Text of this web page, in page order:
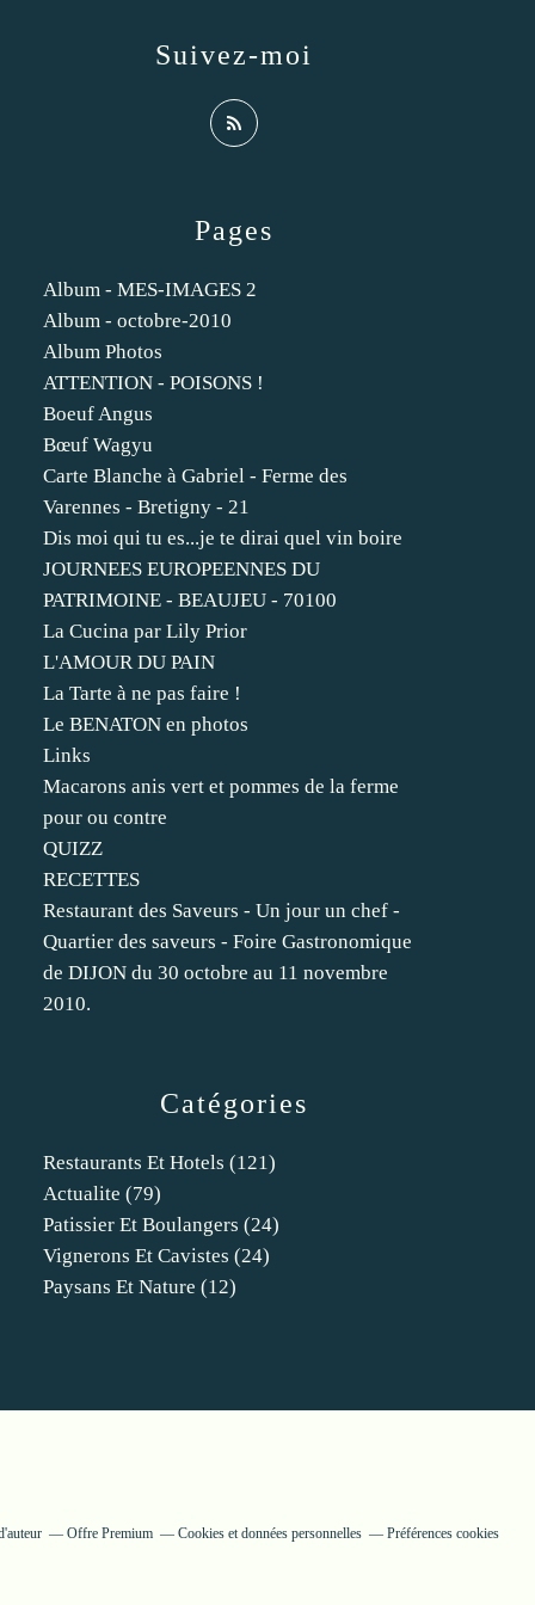
Catégories
Restaurants Et Hotels (121)
Actualite (79)
Patissier Et Boulangers (24)
Vignerons Et Cavistes (24)
Paysans Et Nature (12)
Pages
Album - MES-IMAGES 2
Album - octobre-2010
Album Photos
ATTENTION - POISONS !
Boeuf Angus
Bœuf Wagyu
Carte Blanche à Gabriel - Ferme des
Varennes - Bretigny - 21
Dis moi qui tu es...je te dirai quel vin boire
JOURNEES EUROPEENNES DU
PATRIMOINE - BEAUJEU - 70100
La Cucina par Lily Prior
L'AMOUR DU PAIN
La Tarte à ne pas faire !
Le BENATON en photos
Links
Macarons anis vert et pommes de la ferme
pour ou contre
QUIZZ
RECETTES
Restaurant des Saveurs - Un jour un chef -
Quartier des saveurs - Foire Gastronomique
de DIJON du 30 octobre au 11 novembre
2010.
Suivez-moi
Offre Premium Cookies et données personnelles Préférences cookies